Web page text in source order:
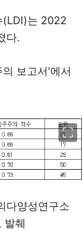
(LDI)는 2022
다.
보고서'에서
다양성연구소
발췌